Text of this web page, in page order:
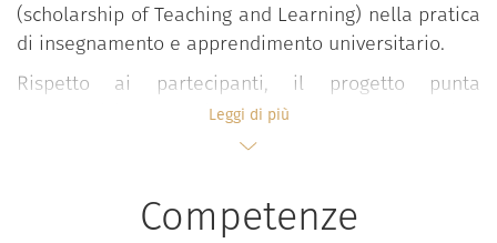
(scholarship of Teaching and Learning) nella pratica
di insegnamento e apprendimento universitario.
Rispetto ai partecipanti, il progetto punta
all’acquisizione di competenze riflessive,
progettuali, metodologiche, valutative e di ricerca
contesto di insegnamento. L’adesione al progetto
richiede la frequenza preliminare di un percorso di
Leggi di più
Competenze